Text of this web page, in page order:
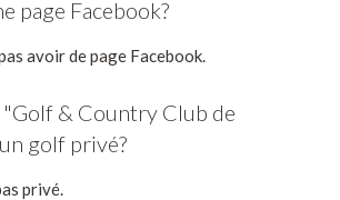
page Facebook?
avoir de page Facebook.
"Golf & Country Club de
golf privé?
privé.